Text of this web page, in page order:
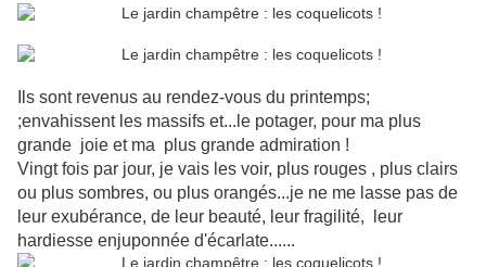
Ils sont revenus au rendez-vous du printemps;
;envahissent les massifs et...le potager, pour ma plus
grande joie et ma plus grande admiration !
Vingt fois par jour, je vais les voir, plus rouges , plus clairs
ou plus sombres, ou plus orangés...je ne me lasse pas de
leur exubérance, de leur beauté, leur fragilité, leur
hardiesse enjuponnée d'écarlate......